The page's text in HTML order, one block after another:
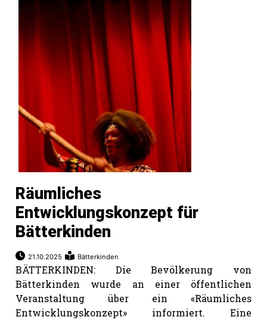
Räumliches
Entwicklungskonzept für
Bätterkinden
21.10.2025 Bätterkinden
BÄTTERKINDEN: Die Bevölkerung von
Bätterkinden wurde an einer öffentlichen
Veranstaltung über ein «Räumliches
Entwicklungskonzept» informiert. Eine